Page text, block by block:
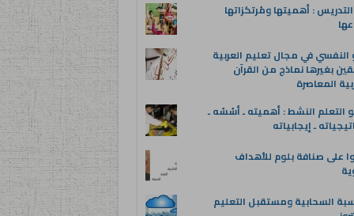
: أهميتها ومُرتكزاتها
النفسي في مجال تعليم العربية
بغيرها نماذج من القرآن
المعاصرة
التعلم النشط : أهميته ـ أسُسُه ـ
ـ إيجابياته
على صنافة بلوم للأهداف
السحابية ومستقبل التعليم